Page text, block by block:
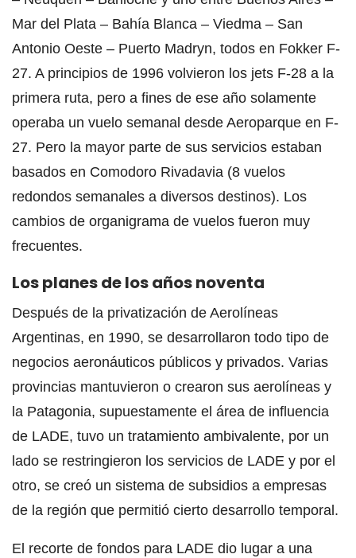
Mar del Plata – Bahía Blanca – Viedma – San
Antonio Oeste – Puerto Madryn, todos en Fokker F-
27. A principios de 1996 volvieron los jets F-28 a la
primera ruta, pero a fines de ese año solamente
operaba un vuelo semanal desde Aeroparque en F-
27. Pero la mayor parte de sus servicios estaban
basados en Comodoro Rivadavia (8 vuelos
redondos semanales a diversos destinos). Los
cambios de organigrama de vuelos fueron muy
frecuentes.
Los planes de los años noventa
Después de la privatización de Aerolíneas
Argentinas, en 1990, se desarrollaron todo tipo de
negocios aeronáuticos públicos y privados. Varias
provincias mantuvieron o crearon sus aerolíneas y
la Patagonia, supuestamente el área de influencia
de LADE, tuvo un tratamiento ambivalente, por un
lado se restringieron los servicios de LADE y por el
otro, se creó un sistema de subsidios a empresas
de la región que permitió cierto desarrollo temporal.
El recorte de fondos para LADE dio lugar a una